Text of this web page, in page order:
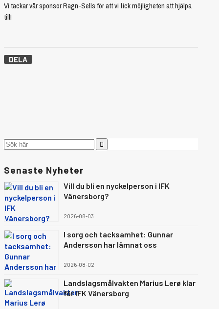
Vi tackar vår sponsor Ragn-Sells för att vi fick möjligheten att hjälpa
till!
DELA
Senaste Nyheter
Vill du bli en nyckelperson i IFK
Vänersborg?
2026-08-03
I sorg och tacksamhet: Gunnar
Andersson har lämnat oss
2026-08-02
Landslagsmålvakten Marius Lerø klar
för IFK Vänersborg